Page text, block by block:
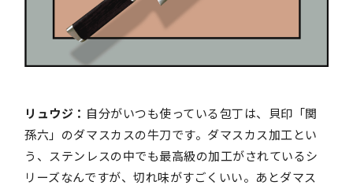
リュウジ： 自分がいつも使っている包丁は、貝印「関
孫六」のダマスカスの牛刀です。ダマスカス加工とい
う、ステンレスの中でも最高級の加工がされているシ
リーズなんですが、切れ味がすごくいい。あとダマス